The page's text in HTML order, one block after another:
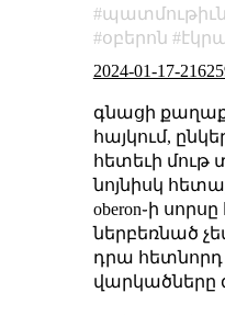
պատմութիւն
օբերոն
2024-01-17-
գնացի քաղաք
հայկում,
հետեւի մութ
նոյնիսկ
oberon֊ի
ներբեռնած
դրա հետնորդ
վարկածները